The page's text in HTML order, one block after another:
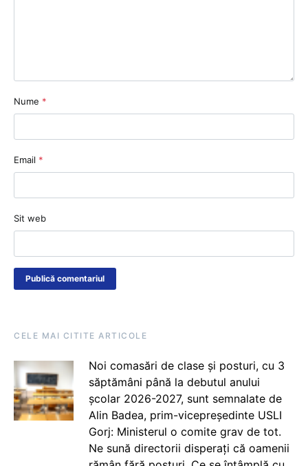
Nume *
Email *
Sit web
CELE MAI CITITE ARTICOLE
Noi comasări de clase și posturi, cu 3
săptămâni până la debutul anului
școlar 2026-2027, sunt semnalate de
Alin Badea, prim-vicepreședinte USLI
Gorj: Ministerul o comite grav de tot.
Ne sună directorii disperați că oamenii